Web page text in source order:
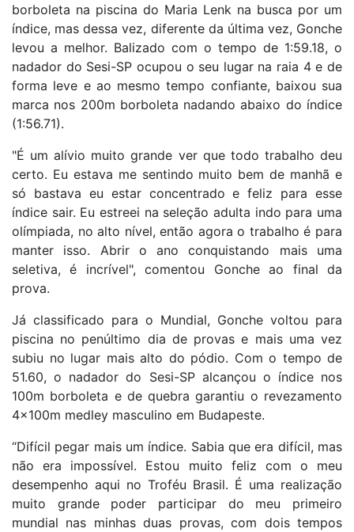
borboleta na piscina do Maria Lenk na busca por um
índice, mas dessa vez, diferente da última vez, Gonche
levou a melhor. Balizado com o tempo de 1:59.18, o
nadador do Sesi-SP ocupou o seu lugar na raia 4 e de
forma leve e ao mesmo tempo confiante, baixou sua
marca nos 200m borboleta nadando abaixo do índice
(1:56.71).
"É um alívio muito grande ver que todo trabalho deu
certo. Eu estava me sentindo muito bem de manhã e
só bastava eu estar concentrado e feliz para esse
índice sair. Eu estreei na seleção adulta indo para uma
olímpiada, no alto nível, então agora o trabalho é para
manter isso. Abrir o ano conquistando mais uma
seletiva, é incrível", comentou Gonche ao final da
prova.
Já classificado para o Mundial, Gonche voltou para
piscina no penúltimo dia de provas e mais uma vez
subiu no lugar mais alto do pódio. Com o tempo de
51.60, o nadador do Sesi-SP alcançou o índice nos
100m borboleta e de quebra garantiu o revezamento
4x100m medley masculino em Budapeste.
“Difícil pegar mais um índice. Sabia que era difícil, mas
não era impossível. Estou muito feliz com o meu
desempenho aqui no Troféu Brasil. É uma realização
muito grande poder participar do meu primeiro
mundial nas minhas duas provas, com dois tempos